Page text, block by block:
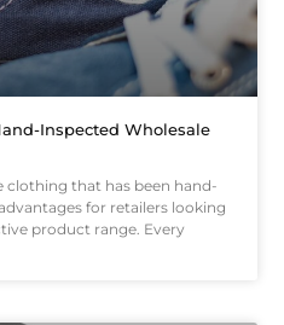
Inspected Wholesale
clothing that has been hand-
for retailers looking
product range. Every